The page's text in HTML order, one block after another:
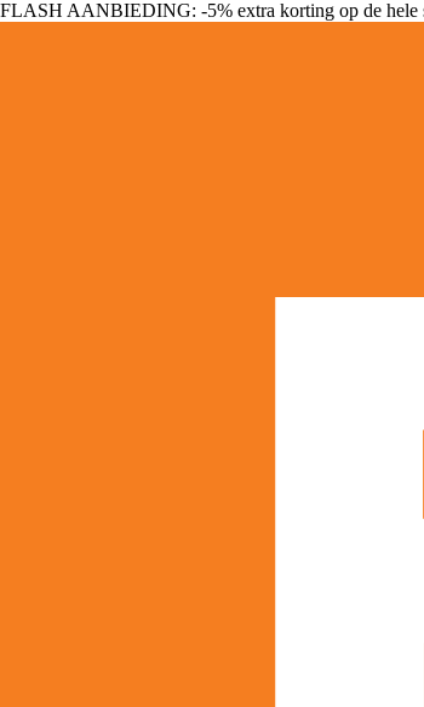
FLASH AANBIEDING: -5% extra korting op de hele